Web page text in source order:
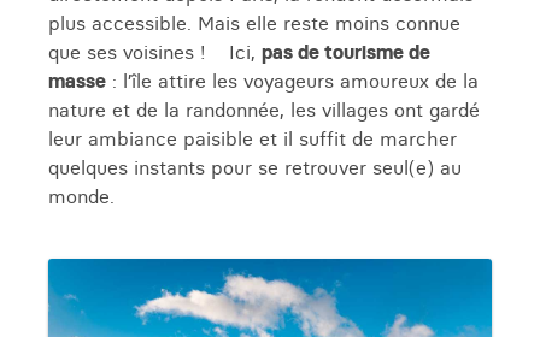
plus accessible. Mais elle reste moins connue
que ses voisines ! Ici, pas de tourisme de
masse : l’île attire les voyageurs amoureux de la
nature et de la randonnée, les villages ont gardé
leur ambiance paisible et il suffit de marcher
quelques instants pour se retrouver seul(e) au
monde.